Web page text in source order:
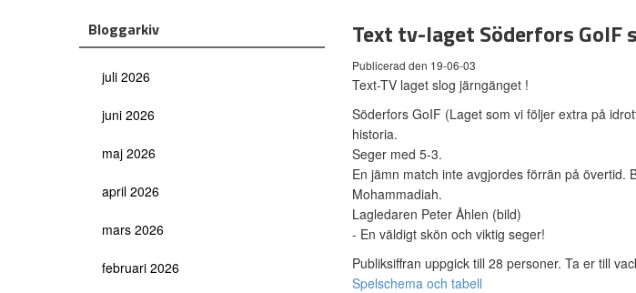
Bloggarkiv
juli 2026
juni 2026
maj 2026
april 2026
mars 2026
februari 2026
Text tv-laget Söderfors GoIF
Publicerad den 19-06-03
Text-TV laget slog järngänget !
Söderfors GoIF (Laget som vi följer extra på
historia.
Seger med 5-3.
En jämn match inte avgjordes förrän på övertid.
Mohammadiah.
Lagledaren Peter Åhlen (bild)
- En väldigt skön och viktig seger!
Publiksiffran uppgick till 28 personer. Ta er till
Spelschema och tabell